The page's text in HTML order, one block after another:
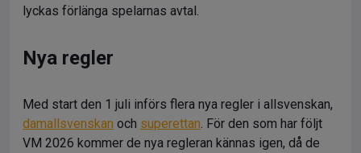
lyckas förlänga spelarnas avtal.
Nya regler
Med start den 1 juli införs flera nya regler i allsvenskan,
damallsvenskan och superettan. För den som har följt
VM 2026 kommer de nya regleran kännas igen, då de